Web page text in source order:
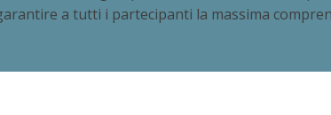
a tutti i partecipanti la massima